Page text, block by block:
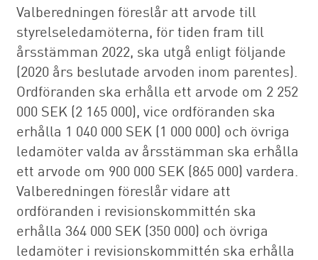
Valberedningen föreslår att arvode till
styrelseledamöterna, för tiden fram till
årsstämman 2022, ska utgå enligt följande
(2020 års beslutade arvoden inom parentes).
Ordföranden ska erhålla ett arvode om 2 252
000 SEK (2 165 000), vice ordföranden ska
erhålla 1 040 000 SEK (1 000 000) och övriga
ledamöter valda av årsstämman ska erhålla
ett arvode om 900 000 SEK (865 000) vardera.
Valberedningen föreslår vidare att
ordföranden i revisionskommittén ska
erhålla 364 000 SEK (350 000) och övriga
ledamöter i revisionskommittén ska erhålla